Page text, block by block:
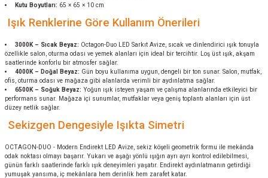
Kutu Boyutları: 65 × 65 × 10 cm
Işık Renklerine Göre Kullanım Önerileri
3000K – Sıcak Beyaz: Octagon-Duo LED Sarkıt Avize, sıcak ve dinlendirici ışık tonuyla
özellikle salon, oturma odası ve yemek alanları için ideal bir tercihtir. Loş üst ışık, akşam
saatlerinde konforlu bir atmosfer sağlar.
4000K – Doğal Beyaz: Gün boyu kullanıma uygun, dengeli bir ton sunar. Salon, mutfak,
ofis, oturma odası ve mağaza gibi alanlarda verimli bir aydınlatma sağlar.
6500K – Soğuk Beyaz: Yoğun ışık isteyen yaşam ve çalışma alanlarında etkileyici bir
performans sunar. Mağaza içi sunumlar, mutfaklar veya geniş toplantı alanları için üst
düzey netlik sağlar.
Sekizgen Dengesiyle Işıkta Simetri
OCTAGON-DUO - Modern Endirekt LED Avize, sekiz köşeli geometrik formu ile mekânda
odak noktası olmayı başarır. Yukarı ve aşağı yönlü ışığın ayrı ayrı kontrol edilebilmesi,
günün farklı saatlerinde farklı ışık deneyimleri yaşatır. Endirekt aydınlatmanın getirdiği
yumuşak yansıma, iç mekânlara hem derinlik hem zarafet katar.